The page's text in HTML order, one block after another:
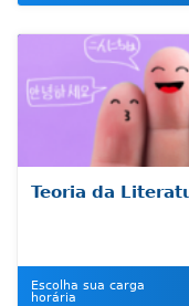
Teoria da
Escolha sua carga
horária